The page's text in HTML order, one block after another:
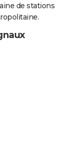
de stations